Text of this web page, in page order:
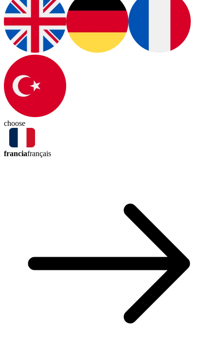
choose
franciafrançais